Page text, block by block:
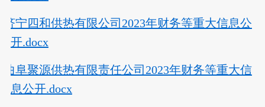
济宁四和供热有限公司2023年财务等重大信息公
开.docx
曲阜聚源供热有限责任公司2023年财务等重大信
息公开.docx